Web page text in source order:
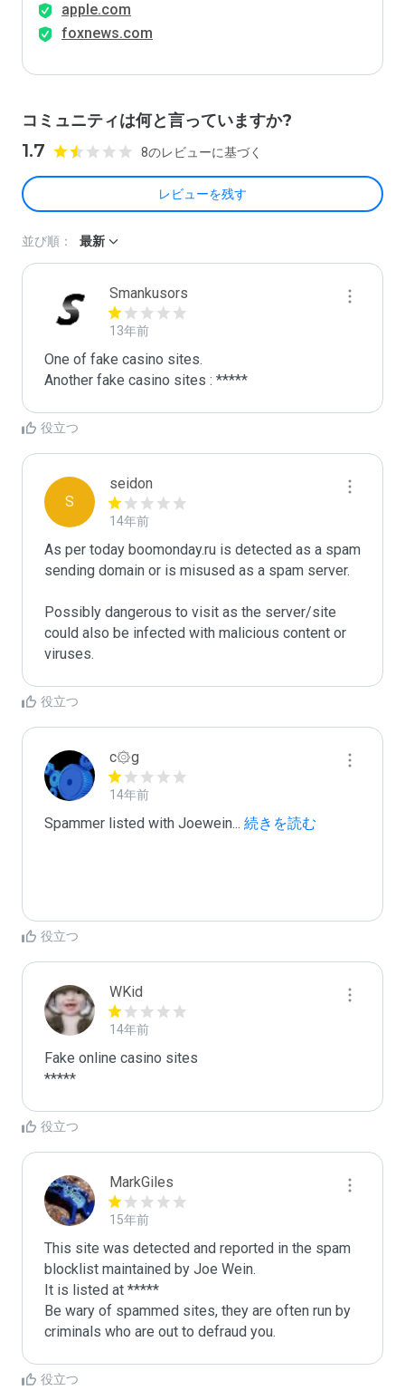
apple.com
foxnews.com
コミュニティは何と言っていますか?
1.7 8のレビューに基づく
レビューを残す
並び順： 最新
Smankusors
13年前
One of fake casino sites.
Another fake casino sites : *****
役立つ
S
seidon
14年前
As per today boomonday.ru is detected as a spam
sending domain or is misused as a spam server.
Possibly dangerous to visit as the server/site
could also be infected with malicious content or
viruses.
役立つ
c۞g
14年前
Spammer listed with Joewein... 続きを読む
役立つ
WKid
14年前
Fake online casino sites
役立つ
MarkGiles
15年前
This site was detected and reported in the spam
blocklist maintained by Joe Wein.
It is listed at *****
Be wary of spammed sites, they are often run by
criminals who are out to defraud you.
役立つ